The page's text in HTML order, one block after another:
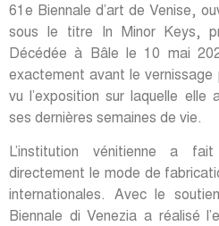
61e Biennale d’art de Venise,
sous le titre In Minor Keys,
Décédée à Bâle le 10 mai
exactement avant le vernissage
vu l’exposition sur laquelle elle
ses dernières semaines de vie.
L’institution vénitienne a
directement le mode de
internationales. Avec le
Biennale di Venezia a réalisé